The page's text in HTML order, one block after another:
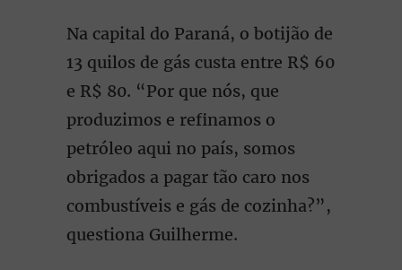
Na capital do Paraná, o botijão de
13 quilos de gás custa entre R$ 60
e R$ 80. “Por que nós, que
produzimos e refinamos o
petróleo aqui no país, somos
obrigados a pagar tão caro nos
combustíveis e gás de cozinha?”,
questiona Guilherme.